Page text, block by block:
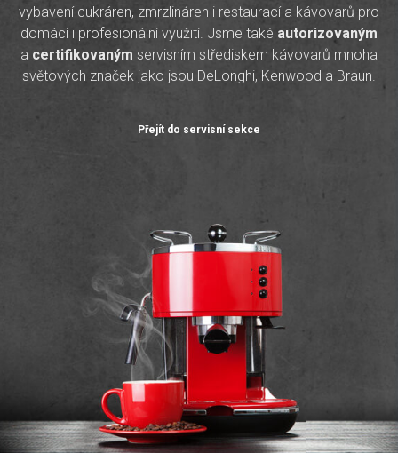
vybavení cukráren, zmrzlináren i restaurací a kávovarů pro
domácí i profesionální využití. Jsme také autorizovaným
a certifikovaným servisním střediskem kávovarů mnoha
světových značek jako jsou DeLonghi, Kenwood a Braun.
Přejít do servisní sekce